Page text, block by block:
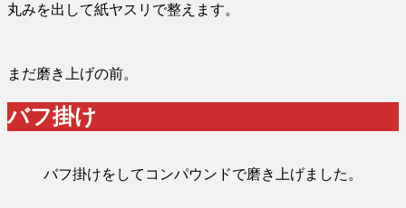
丸みを出して紙ヤスリで整えます。
まだ磨き上げの前。
バフ掛け
バフ掛けをしてコンパウンドで磨き上げました。